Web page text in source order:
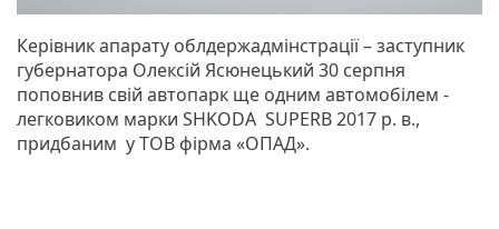
Керівник апарату облдержадмінстрації – заступник
губернатора Олексій Ясюнецький 30 серпня
поповнив свій автопарк ще одним автомобілем -
легковиком марки SHKODA SUPERB 2017 р. в.,
придбаним у ТОВ фірма «ОПАД».